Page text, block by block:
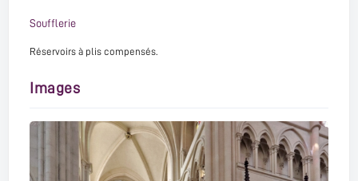
Soufflerie
Réservoirs à plis compensés.
Images